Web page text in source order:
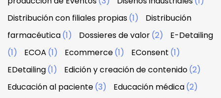
Distribución con filiales propias(1)
Distribución
farmacéutica(1) Dossieres de valor(2)
E-Detailing
(1)
ECOA (1) Ecommerce(1) EConsent (1)
EDetailing(1) Edición y creación de contenido(2)
Educación al paciente(3) Educación médica(2)